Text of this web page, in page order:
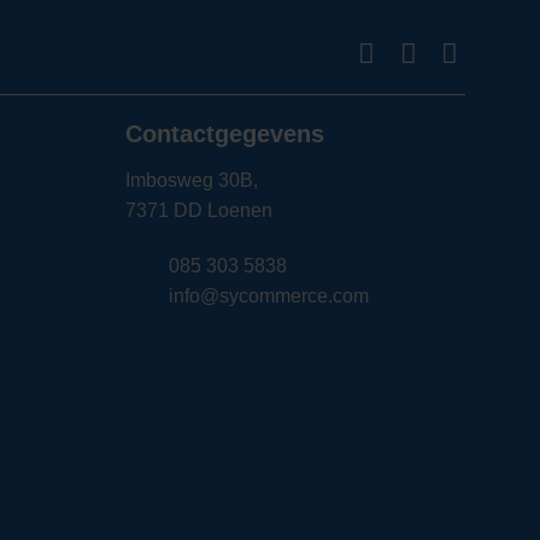
Contactgegevens
Imbosweg 30B,
7371 DD Loenen
085 303 5838
info@sycommerce.com